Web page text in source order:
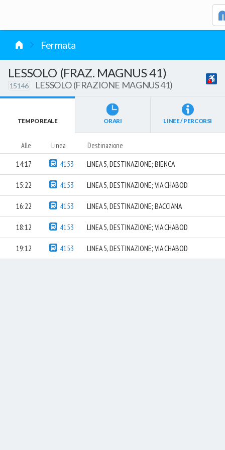
Fermata
LESSOLO (FRAZ. MAGNUS 41)
15146 LESSOLO (FRAZIONE MAGNUS 41)
TEMPO REALE ORARI LINEE / PERCORSI
Alle Linea Destinazione
14:17 4153 LINEA 5, DESTINAZIONE; BIENCA
15:22 4153 LINEA 5, DESTINAZIONE; VIA CHABOD
16:22 4153 LINEA 5, DESTINAZIONE; BACCIANA
18:12 4153 LINEA 5, DESTINAZIONE; VIA CHABOD
19:12 4153 LINEA 5, DESTINAZIONE; VIA CHABOD